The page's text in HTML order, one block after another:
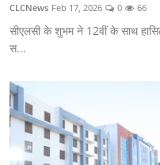
CLCNews Feb 17, 2026 0 66
सीएलसी के शुभम ने 12वीं के साथ
स...